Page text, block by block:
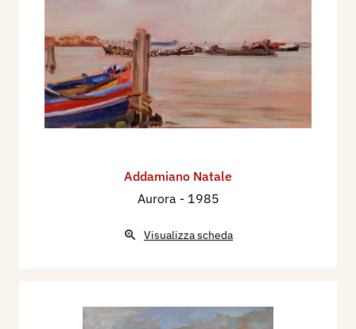
Addamiano Natale
Aurora - 1985
Visualizza scheda